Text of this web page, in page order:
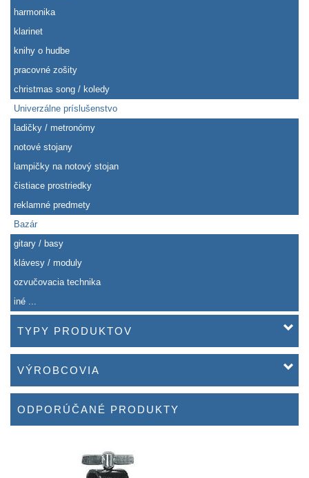
harmonika
klarinet
knihy o hudbe
pracovné zošity
christmas song / koledy
Univerzálne príslušenstvo
ladičky / metronómy
notové stojany
lampičky na notový stojan
čistiace prostriedky
reklamné predmety
Bazár
gitary / basy
klávesy / moduly
ozvučovacia technika
iné ...
TYPY PRODUKTOV
VÝROBCOVIA
ODPORÚČANÉ PRODUKTY